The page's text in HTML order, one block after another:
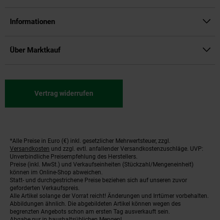
Informationen
Über Marktkauf
Vertrag widerrufen
Fußnoten
*Alle Preise in Euro (€) inkl. gesetzlicher Mehrwertsteuer, zzgl.
Versandkosten und zzgl. evtl. anfallender Versandkostenzuschläge. UVP:
Unverbindliche Preisempfehlung des Herstellers.
Preise (inkl. MwSt.) und Verkaufseinheiten (Stückzahl/Mengeneinheit)
können im Online-Shop abweichen.
Statt- und durchgestrichene Preise beziehen sich auf unseren zuvor
geforderten Verkaufspreis.
Alle Artikel solange der Vorrat reicht! Änderungen und Irrtümer vorbehalten.
Abbildungen ähnlich. Die abgebildeten Artikel können wegen des
begrenzten Angebots schon am ersten Tag ausverkauft sein.